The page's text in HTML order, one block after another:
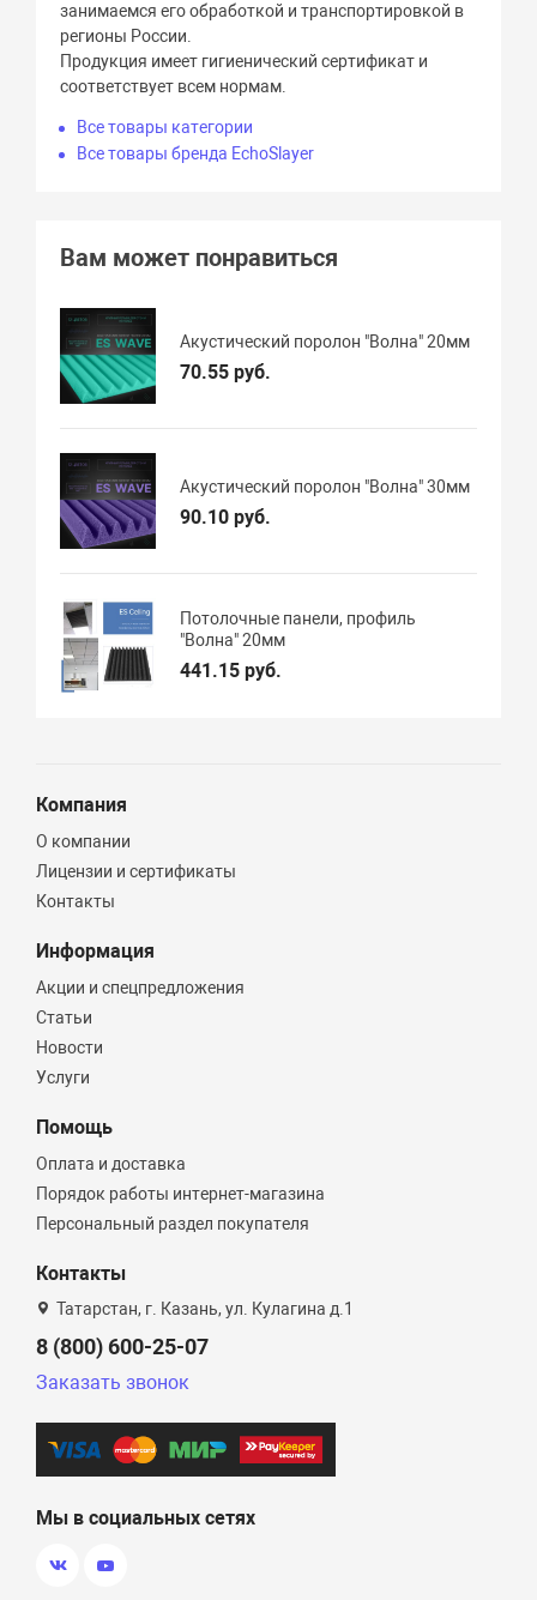
занимаемся его обработкой и транспортировкой в
регионы России.
Продукция имеет гигиенический сертификат и
соответствует всем нормам.
Все товары категории
Все товары бренда EchoSlayer
Вам может понравиться
Акустический поролон "Волна" 20мм
70.55 руб.
Акустический поролон "Волна" 30мм
90.10 руб.
Потолочные панели, профиль
"Волна" 20мм
441.15 руб.
Компания
О компании
Лицензии и сертификаты
Контакты
Информация
Акции и спецпредложения
Статьи
Новости
Услуги
Помощь
Оплата и доставка
Порядок работы интернет-магазина
Персональный раздел покупателя
Контакты
Татарстан, г. Казань, ул. Кулагина д.1
8 (800) 600-25-07
Заказать звонок
Мы в социальных сетях